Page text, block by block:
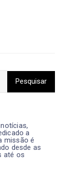
a
missão é
desde as
até os